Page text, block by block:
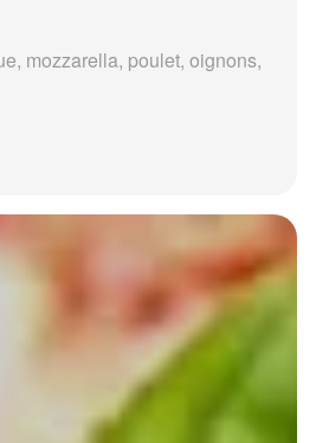
mozzarella, poulet, oignons,